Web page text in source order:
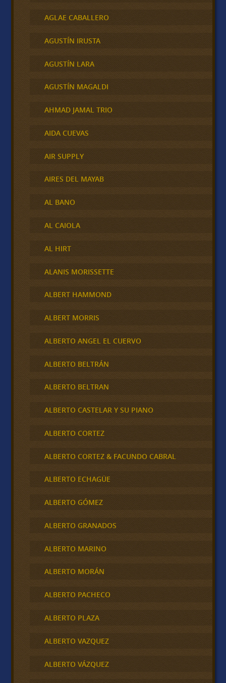
AGLAE CABALLERO
AGUSTÍN IRUSTA
AGUSTÍN LARA
AGUSTÍN MAGALDI
AHMAD JAMAL TRIO
AIDA CUEVAS
AIR SUPPLY
AIRES DEL MAYAB
AL BANO
AL CAIOLA
AL HIRT
ALANIS MORISSETTE
ALBERT HAMMOND
ALBERT MORRIS
ALBERTO ANGEL EL CUERVO
ALBERTO BELTRÁN
ALBERTO BELTRAN
ALBERTO CASTELAR Y SU PIANO
ALBERTO CORTEZ
ALBERTO CORTEZ & FACUNDO CABRAL
ALBERTO ECHAGÜE
ALBERTO GÓMEZ
ALBERTO GRANADOS
ALBERTO MARINO
ALBERTO MORÁN
ALBERTO PACHECO
ALBERTO PLAZA
ALBERTO VAZQUEZ
ALBERTO VÁZQUEZ